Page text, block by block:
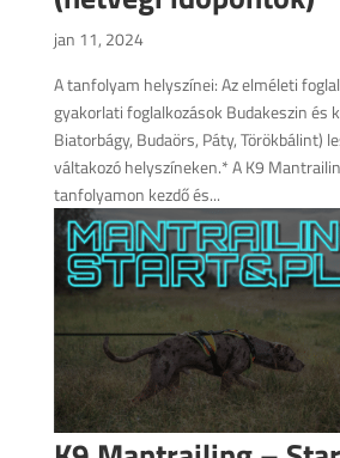
jan 11, 2024
A tanfolyam helyszínei: Az elméleti
gyakorlati foglalkozások Budakeszin és
Biatorbágy, Budaörs, Páty, Törökbálint)
váltakozó helyszíneken.* A K9
tanfolyamon kezdő és...